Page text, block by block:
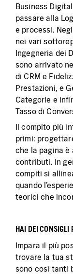
Business
passare alla
e processi.
nei vari
Ingegneria dei
sono arrivato
di CRM e
Prestazioni, e
Categorie e
Tasso di
Il compito più
primi:
che la pagina è
contributi. In
compiti si
quando
teorici che
HAI DEI CONSIGLI
Impara il più
trovare la tua
sono così tanti